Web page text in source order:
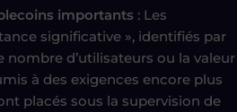
importants : Les
significative », identifiés par
nombre d’utilisateurs ou la valeur
à des exigences encore plus
placés sous la supervision de